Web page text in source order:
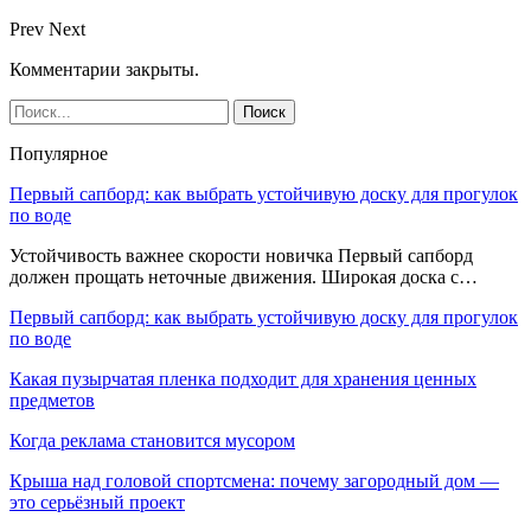
Prev Next
Комментарии закрыты.
Популярное
Первый сапборд: как выбрать устойчивую доску для прогулок
по воде
Устойчивость важнее скорости новичка Первый сапборд
должен прощать неточные движения. Широкая доска с…
Первый сапборд: как выбрать устойчивую доску для прогулок
по воде
Какая пузырчатая пленка подходит для хранения ценных
предметов
Когда реклама становится мусором
Крыша над головой спортсмена: почему загородный дом —
это серьёзный проект